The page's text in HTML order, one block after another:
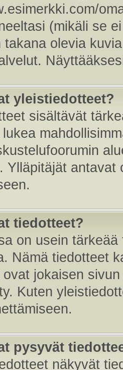
(mikäli se
takana olevia
yleistiedotteet?
sisältävät
lukea
Ylläpitäjät antavat
tiedotteet?
on usein
Nämä tiedotteet
jokaisen
Kuten
pysyvät
näkyvät